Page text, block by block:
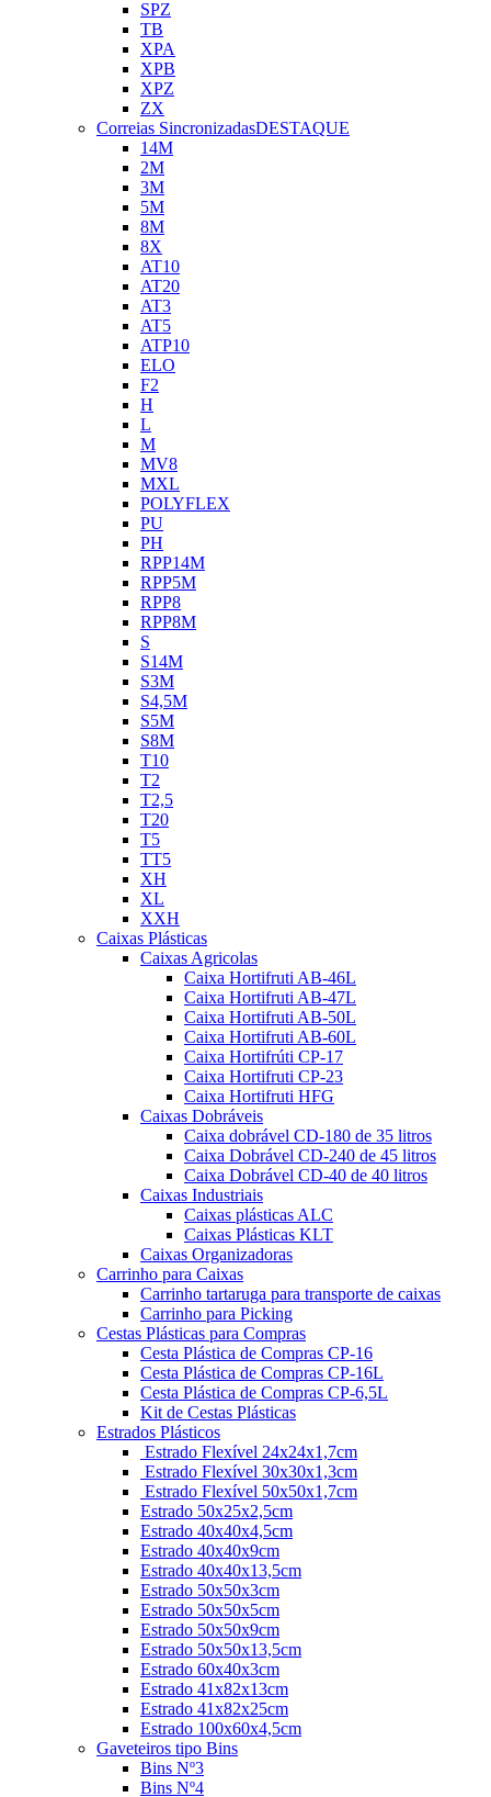
SPZ
TB
XPA
XPB
XPZ
ZX
Correias SincronizadasDESTAQUE
14M
2M
3M
5M
8M
8X
AT10
AT20
AT3
AT5
ATP10
ELO
F2
H
L
M
MV8
MXL
POLYFLEX
PU
PH
RPP14M
RPP5M
RPP8
RPP8M
S
S14M
S3M
S4,5M
S5M
S8M
T10
T2
T2,5
T20
T5
TT5
XH
XL
XXH
Caixas Plásticas
Caixas Agricolas
Caixa Hortifruti AB-46L
Caixa Hortifruti AB-47L
Caixa Hortifruti AB-50L
Caixa Hortifruti AB-60L
Caixa Hortifrúti CP-17
Caixa Hortifruti CP-23
Caixa Hortifruti HFG
Caixas Dobráveis
Caixa dobrável CD-180 de 35 litros
Caixa Dobrável CD-240 de 45 litros
Caixa Dobrável CD-40 de 40 litros
Caixas Industriais
Caixas plásticas ALC
Caixas Plásticas KLT
Caixas Organizadoras
Carrinho para Caixas
Carrinho tartaruga para transporte de caixas
Carrinho para Picking
Cestas Plásticas para Compras
Cesta Plástica de Compras CP-16
Cesta Plástica de Compras CP-16L
Cesta Plástica de Compras CP-6,5L
Kit de Cestas Plásticas
Estrados Plásticos
Estrado Flexível 24x24x1,7cm
Estrado Flexível 30x30x1,3cm
Estrado Flexível 50x50x1,7cm
Estrado 50x25x2,5cm
Estrado 40x40x4,5cm
Estrado 40x40x9cm
Estrado 40x40x13,5cm
Estrado 50x50x3cm
Estrado 50x50x5cm
Estrado 50x50x9cm
Estrado 50x50x13,5cm
Estrado 60x40x3cm
Estrado 41x82x13cm
Estrado 41x82x25cm
Estrado 100x60x4,5cm
Gaveteiros tipo Bins
Bins Nº3
Bins Nº4